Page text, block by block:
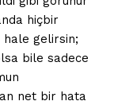
hiçbir
gelirsin;
bile sadece
net bir hata